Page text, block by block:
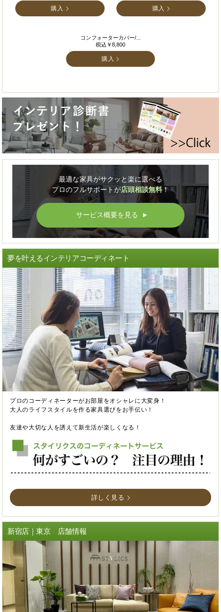
購入 購入
コンフォーターカバー/...
税込￥8,800
購入
最適な家具がサクッと楽に選べる
プロのフルサポートが店頭相談無料！
サービス概要を見る ▲
夢を叶えるインテリアコーディネート
プロのコーディネーターがお部屋をオシャレに大変身！
大人のライフスタイルを作る家具選びをお手伝い！
友達や大切な人を誘えて新生活が楽しくなる！
詳しく見る
新宿店｜東京 店舗情報